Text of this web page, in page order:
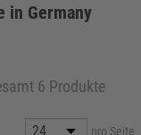
in Germany
6 Produkte
pro Seite